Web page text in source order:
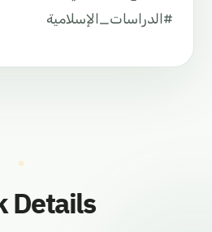
#الدراسات_الإسلامية
Details